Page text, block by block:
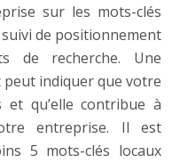
sur les mots-clés
de positionnement
de recherche. Une
indiquer que votre
qu’elle contribue à
entreprise. Il est
5 mots-clés locaux